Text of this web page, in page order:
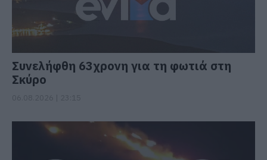
Συνελήφθη 63χρονη για τη φωτιά στη
Σκύρο